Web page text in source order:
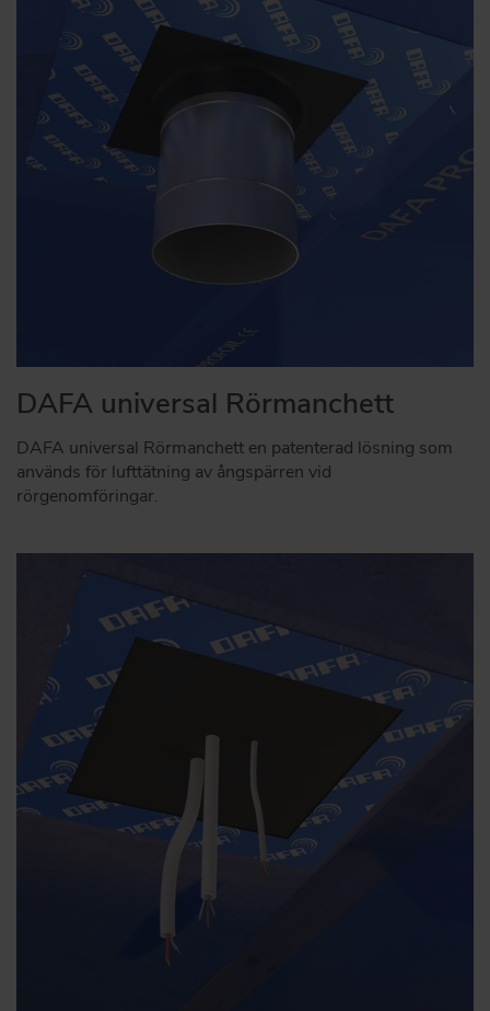
DAFA universal Rörmanchett
DAFA universal Rörmanchett en patenterad lösning som
används för lufttätning av ångspärren vid
rörgenomföringar.